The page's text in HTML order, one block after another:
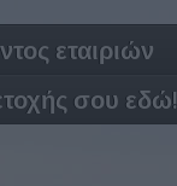
εταιριών
σου εδώ!